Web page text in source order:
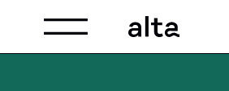
Toggle navigation